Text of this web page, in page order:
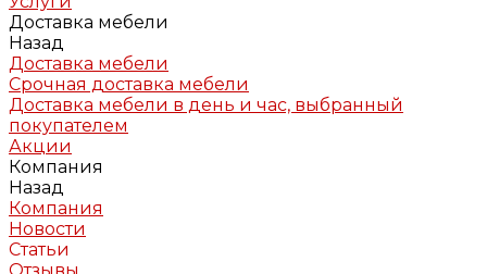
Доставка мебели
Назад
Доставка мебели
Срочная доставка мебели
Доставка мебели в день и час, выбранный
покупателем
Акции
Компания
Назад
Компания
Новости
Статьи